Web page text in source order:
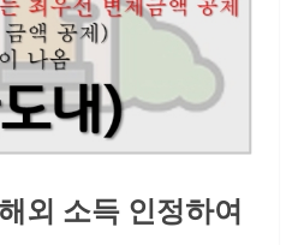
외 소득 인정하여